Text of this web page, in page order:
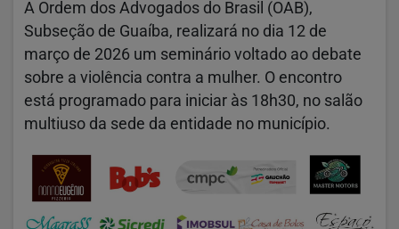
A Ordem dos Advogados do Brasil (OAB),
Subseção de Guaíba, realizará no dia 12 de
março de 2026 um seminário voltado ao debate
sobre a violência contra a mulher. O encontro
está programado para iniciar às 18h30, no salão
multiuso da sede da entidade no município.